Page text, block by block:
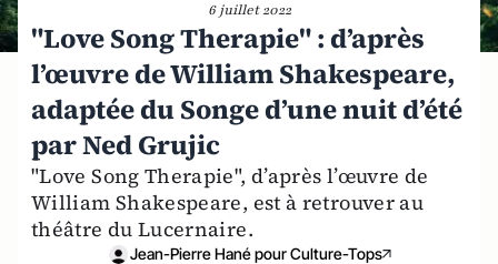
6 juillet 2022
"Love Song Therapie" : d’après
l’œuvre de William Shakespeare,
adaptée du Songe d’une nuit d’été
par Ned Grujic
"Love Song Therapie", d’après l’œuvre de
William Shakespeare, est à retrouver au
théâtre du Lucernaire.
Jean-Pierre Hané pour Culture-Tops